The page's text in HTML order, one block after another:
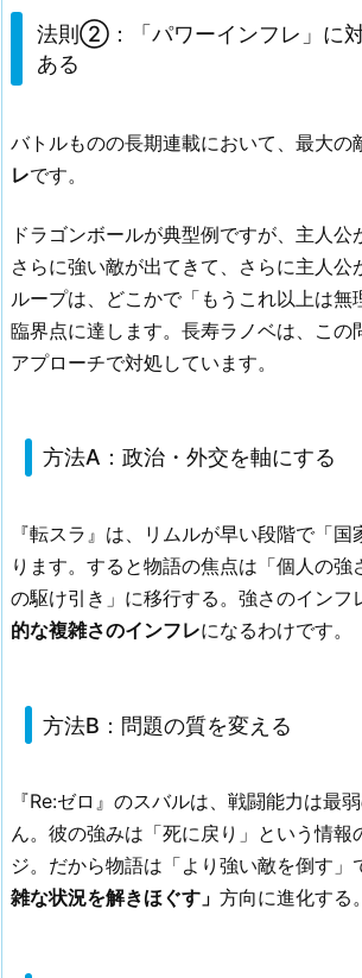
法則②：「パワーインフレ」に
ある
バトルものの長期連載において、最大の
レです。
ドラゴンボールが典型例ですが、主人公
さらに強い敵が出てきて、さらに主人
ループは、どこかで「もうこれ以上は無
臨界点に達します。長寿ラノベは、この
アプローチで対処しています。
方法A：政治・外交を軸にする
『転スラ』は、リムルが早い段階で「
ります。すると物語の焦点は「個人の強
の駆け引き」に移行する。強さのインフ
的な複雑さのインフレになるわけです。
方法B：問題の質を変える
『Re:ゼロ』のスバルは、戦闘能力は最
ん。彼の強みは「死に戻り」という情報
ジ。だから物語は「より強い敵を倒す」
雑な状況を解きほぐす」 方向に進化する。